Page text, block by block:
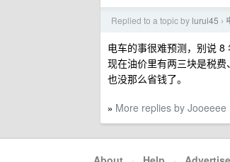
Replied to a topic by lurui45 ›
电车的事很难预测，别说 8
现在油价里有两三块是税
也没那么省钱了。
» More replies by Jooeeee